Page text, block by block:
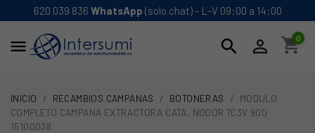
620 039 836 WhatsApp (solo chat) - L-V 09:00 a 14:00
 search  shopping_cart
0
INICIO RECAMBIOS CAMPANAS BOTONERAS
MODULO
COMPLETO CAMPANA EXTRACTORA CATA, NODOR TC3V 900
15100038